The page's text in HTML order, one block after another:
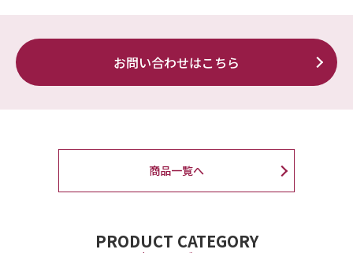
お問い合わせはこちら
商品一覧へ
PRODUCT CATEGORY